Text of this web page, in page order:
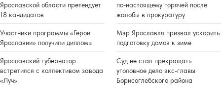
Ярославской области претендует
18 кандидатов
Участники программы «Герои
Ярославии» получили дипломы
Ярославский губернатор
встретился с коллективом завода
«Луч»
по-настоящему горячей после
жалобы в прокуратуру
Мэр Ярославля призвал ускорить
подготовку домов к зиме
Суд не стал прекращать
уголовное дело экс-главы
Борисоглебского района